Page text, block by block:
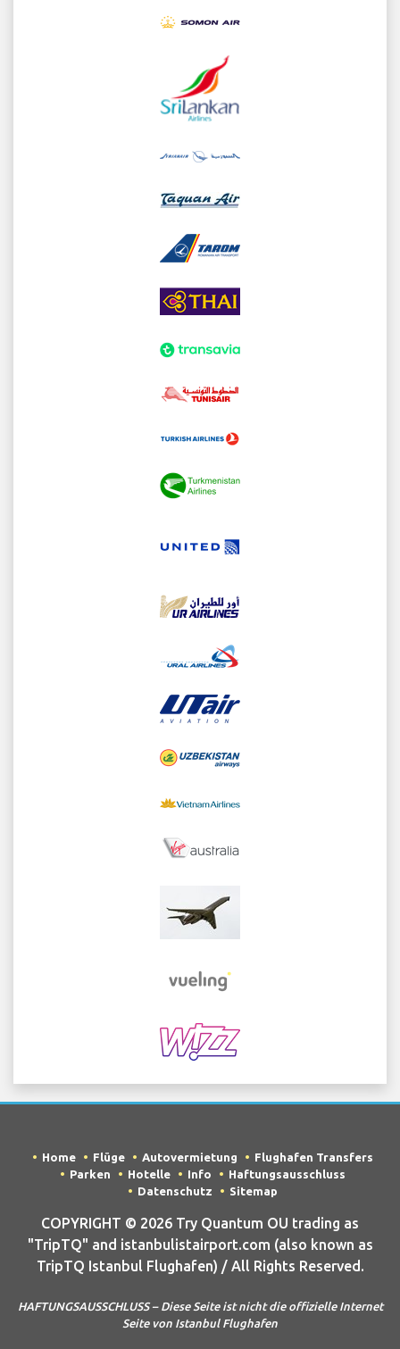
Home Flüge Autovermietung
Flughafen Transfers
Parken
Hotelle Info
Haftungsausschluss
Datenschutz
Sitemap
COPYRIGHT © 2026 Try Quantum OU trading as
"TripTQ" and istanbulistairport.com (also known as
TripTQ Istanbul Flughafen) / All Rights Reserved.
HAFTUNGSAUSSCHLUSS – Diese Seite ist nicht die offizielle Internet
Seite von Istanbul Flughafen